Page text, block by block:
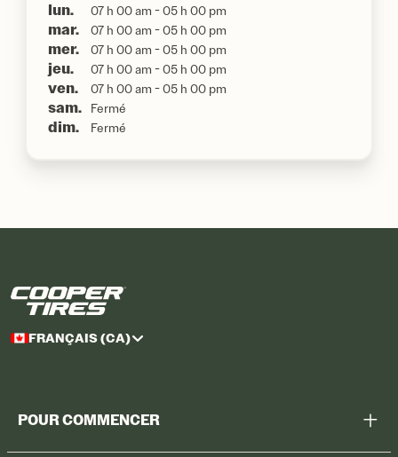
lun.
07 h 00 am - 05 h 00 pm
mar. 07 h 00 am - 05 h 00 pm
mer. 07 h 00 am - 05 h 00 pm
jeu. 07 h 00 am - 05 h 00 pm
ven. 07 h 00 am - 05 h 00 pm
sam. Fermé
dim. Fermé
FRANÇAIS (CA)
POUR COMMENCER